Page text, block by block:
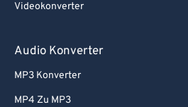
Videokonverter
Audio Konverter
MP3 Konverter
MP4 Zu MP3